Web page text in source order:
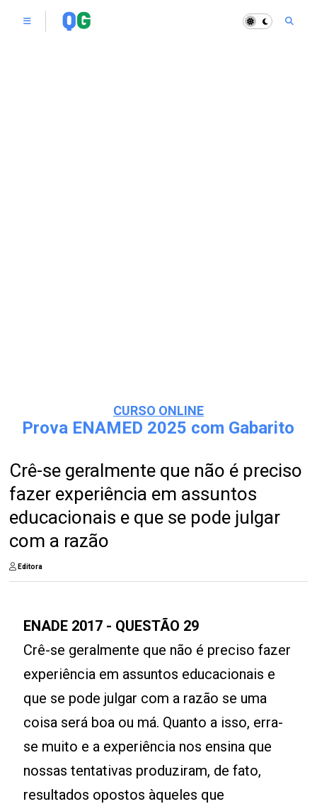
CURSO ONLINE
Prova ENAMED 2025 com Gabarito
Crê-se geralmente que não é preciso
fazer experiência em assuntos
educacionais e que se pode julgar
com a razão
Editora
ENADE 2017 - QUESTÃO 29
Crê-se geralmente que não é preciso fazer
experiência em assuntos educacionais e
que se pode julgar com a razão se uma
coisa será boa ou má. Quanto a isso, erra-
se muito e a experiência nos ensina que
nossas tentativas produziram, de fato,
resultados opostos àqueles que